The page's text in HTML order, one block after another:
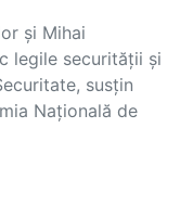
și Mihai
legile securității și
susțin
Națională de